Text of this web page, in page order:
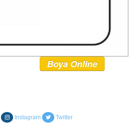
Boya Online
Instagram Twitter